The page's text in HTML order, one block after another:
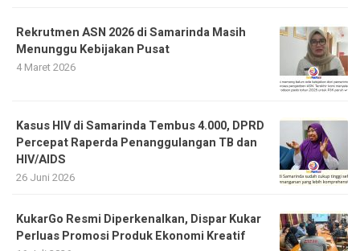
Rekrutmen ASN 2026 di Samarinda Masih
Menunggu Kebijakan Pusat
4 Maret 2026
Kasus HIV di Samarinda Tembus 4.000, DPRD
Percepat Raperda Penanggulangan TB dan
HIV/AIDS
26 Juni 2026
KukarGo Resmi Diperkenalkan, Dispar Kukar
Perluas Promosi Produk Ekonomi Kreatif